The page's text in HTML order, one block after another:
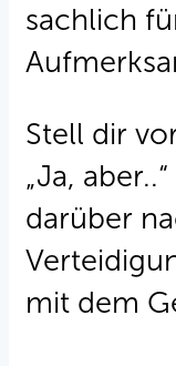
sachlich
Stell dir
„Ja,
darüber
mit dem